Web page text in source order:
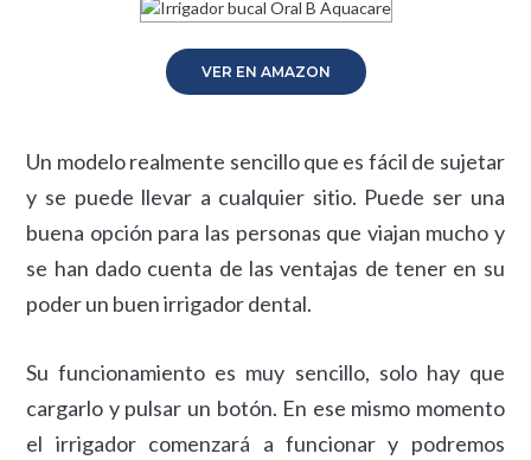
VER EN AMAZON
Un modelo realmente sencillo que es fácil de sujetar
y se puede llevar a cualquier sitio. Puede ser una
buena opción para las personas que viajan mucho y
se han dado cuenta de las ventajas de tener en su
poder un buen irrigador dental.
Su funcionamiento es muy sencillo, solo hay que
cargarlo y pulsar un botón. En ese mismo momento
el irrigador comenzará a funcionar y podremos